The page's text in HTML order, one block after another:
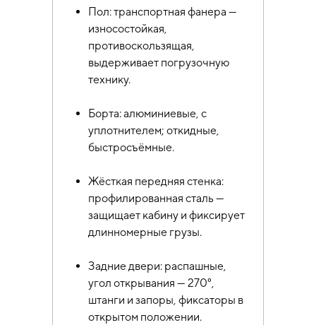
Пол: транспортная фанера —
износостойкая,
противоскользящая,
выдерживает погрузочную
технику.
Борта: алюминиевые, с
уплотнителем; откидные,
быстросъёмные.
Жёсткая передняя стенка:
профилированная сталь —
защищает кабину и фиксирует
длинномерные грузы.
Задние двери: распашные,
угол открывания — 270°,
штанги и запоры, фиксаторы в
открытом положении.